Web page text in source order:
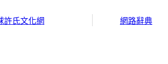
許氏文化網 網路辭典